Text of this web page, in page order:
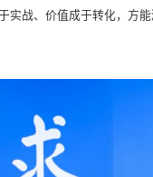
战、价值成于转化，方能